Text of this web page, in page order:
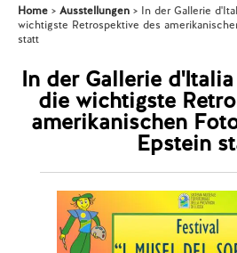
Home Ausstellungen
In der Gallerie
wichtigste Retrospektive des
statt
In der Gallerie
die wichtigste
amerikanischen
Epstein